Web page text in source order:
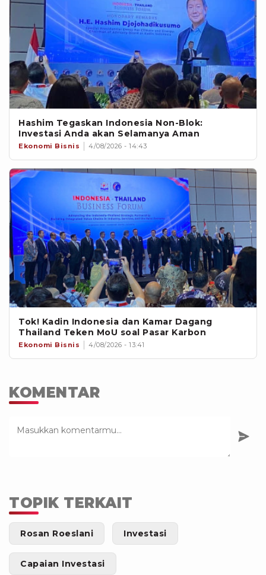
Hashim Tegaskan Indonesia Non-Blok:
Investasi Anda akan Selamanya Aman
Ekonomi Bisnis 4/08/2026 - 14:43
Tok! Kadin Indonesia dan Kamar Dagang
Thailand Teken MoU soal Pasar Karbon
Ekonomi Bisnis 4/08/2026 - 13:41
KOMENTAR
TOPIK TERKAIT
Rosan Roeslani Investasi
Capaian Investasi